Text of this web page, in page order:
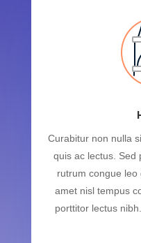
Curabitur non nulla
quis ac lectus. Sed
rutrum congue
amet nisl tempus
porttitor lectus